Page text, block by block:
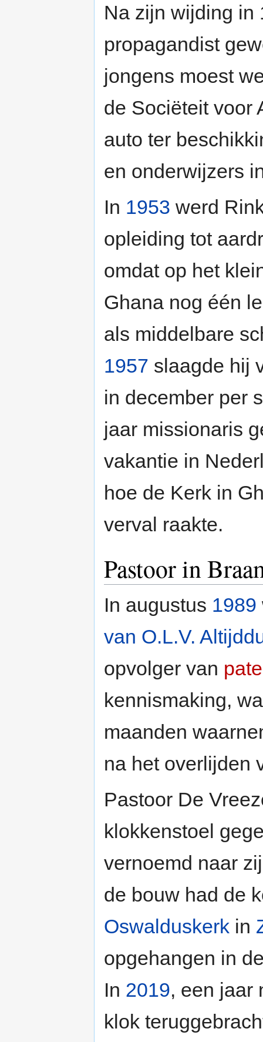
Na zijn wijding in
propagandist
jongens moest
de Sociëteit voor
auto ter
en onderwijzers
In 1953 werd
opleiding tot
omdat op het
Ghana nog één
als middelbare
1957 slaagde hij
in december per
jaar missionaris
vakantie in
hoe de Kerk in
verval raakte.
Pastoor in
In augustus 1989
van O.L.V.
opvolger van
kennismaking,
maanden
na het overlijden
Pastoor De
klokkenstoel
vernoemd naar
de bouw had de
Oswalduskerk in
opgehangen in
In 2019, een jaar
klok